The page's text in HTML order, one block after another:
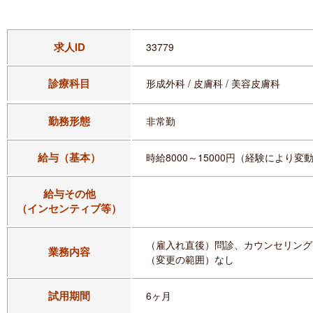
求人ID 33779
診療科目 形成外科 / 皮膚科 / 美容皮膚科
勤務形態 非常勤
給与（基本） 時給8000～15000円（経験により変動
給与その他
（インセンティブ等）
業務内容
（雇入れ直後）問診、カウンセリン
（変更の範囲）なし
試用期間 6ヶ月